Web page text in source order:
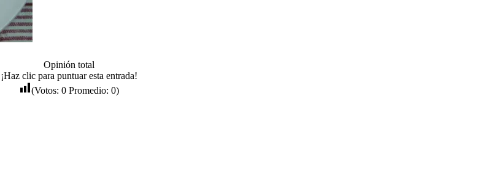
Opinión total
¡Haz clic para puntuar esta entrada!
(Votos: 0Promedio: 0)